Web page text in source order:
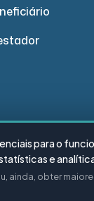
para o
e
ainda, obter